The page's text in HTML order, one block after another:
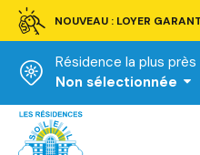
NOUVEAU : LOYER
Résidence la plus près
Non sélectionnée
Accueil